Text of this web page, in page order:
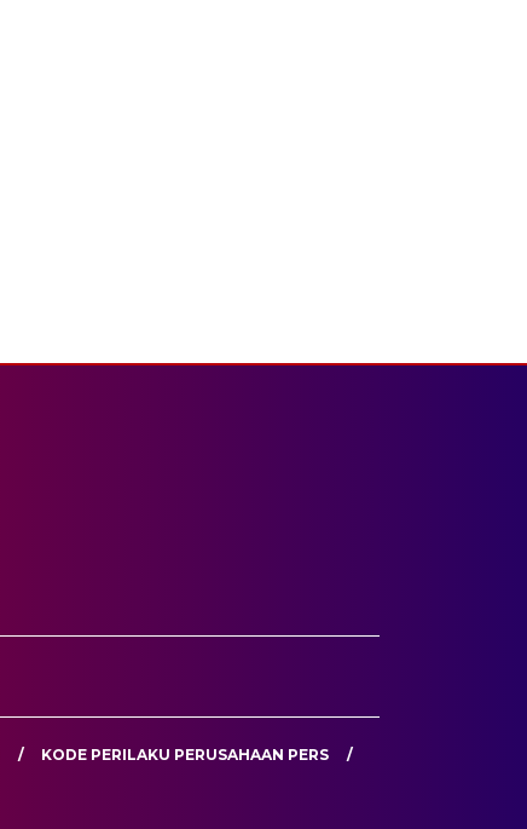
KODE PERILAKU PERUSAHAAN PERS